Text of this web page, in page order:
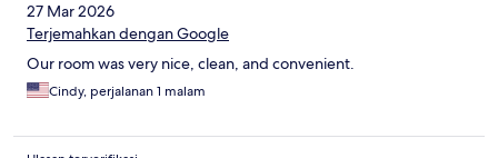
27 Mar 2026
Terjemahkan dengan Google
Our room was very nice, clean, and convenient.
Cindy, perjalanan 1 malam